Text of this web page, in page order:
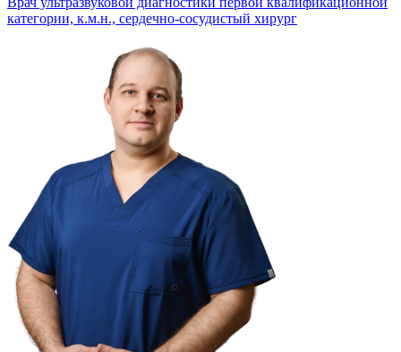
категории, к.м.н., сердечно-сосудистый хирург